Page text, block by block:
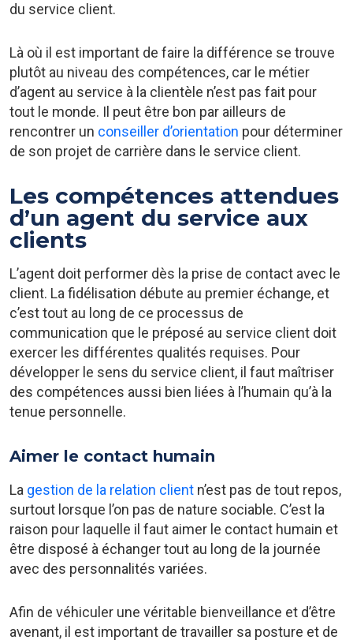
du service client.
Là où il est important de faire la différence se trouve
plutôt au niveau des compétences, car le métier
d’agent au service à la clientèle n’est pas fait pour
tout le monde. Il peut être bon par ailleurs de
rencontrer un conseiller d’orientation pour déterminer
de son projet de carrière dans le service client.
Les compétences attendues
d’un agent du service aux
clients
L’agent doit performer dès la prise de contact avec le
client. La fidélisation débute au premier échange, et
c’est tout au long de ce processus de
communication que le préposé au service client doit
exercer les différentes qualités requises. Pour
développer le sens du service client, il faut maîtriser
des compétences aussi bien liées à l’humain qu’à la
tenue personnelle.
Aimer le contact humain
La gestion de la relation client n’est pas de tout repos,
surtout lorsque l’on pas de nature sociable. C’est la
raison pour laquelle il faut aimer le contact humain et
être disposé à échanger tout au long de la journée
avec des personnalités variées.
Afin de véhiculer une véritable bienveillance et d’être
avenant, il est important de travailler sa posture et de